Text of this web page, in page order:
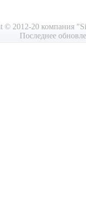
© 2012-20 компания
Последнее